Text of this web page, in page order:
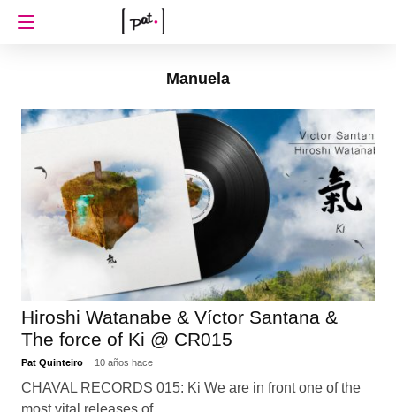
Manuela
Hiroshi Watanabe & Víctor Santana &
The force of Ki @ CR015
Pat Quinteiro 10 años hace
CHAVAL RECORDS 015: Ki We are in front one of the
most vital releases of…